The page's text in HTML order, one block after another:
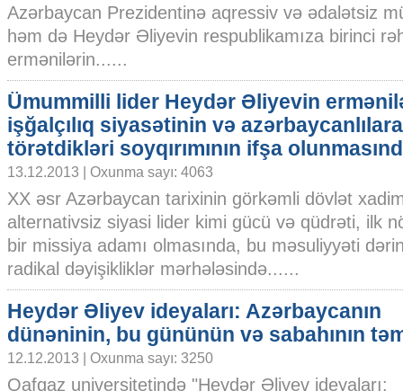
Azərbaycan Prezidentinə aqressiv və ədalətsiz
həm də Heydər Əliyevin respublikamıza birinci
ermənilərin......
Ümummilli lider Heydər Əliyevin
işğalçılıq siyasətinin və
törətdikləri soyqırımının ifşa
13.12.2013 | Oxunma sayı: 4063
XX əsr Azərbaycan tarixinin görkəmli dövlət
alternativsiz siyasi lider kimi gücü və qüdrəti, ilk
bir missiya adamı olmasında, bu məsuliyyəti
radikal dəyişikliklər mərhələsində......
Heydər Əliyev ideyaları: Azərbaycanın
dünəninin, bu gününün və sabahının
12.12.2013 | Oxunma sayı: 3250
Qafqaz universitetində "Heydər Əliyev ideyaları: